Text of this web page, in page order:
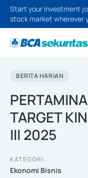
Start your investment
stock market wherever
BERITA HARIAN
TARGET
III 2025
KATEGORI
Ekonomi Bisnis